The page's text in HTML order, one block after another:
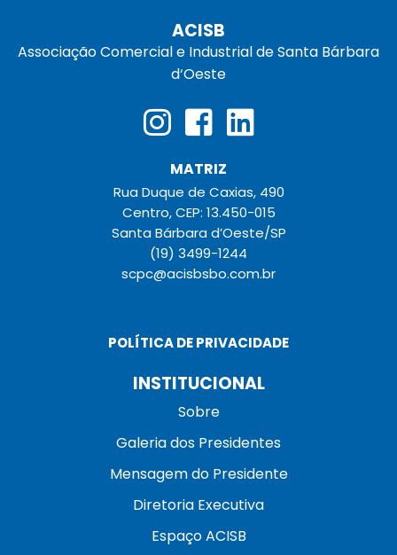
ACISB
Associação Comercial e Industrial de Santa Bárbara
d‘Oeste
MATRIZ
Rua Duque de Caxias, 490
Centro, CEP: 13.450-015
Santa Bárbara d’Oeste/SP
(19) 3499-1244
scpc@acisbsbo.com.br
POLÍTICA DE PRIVACIDADE
INSTITUCIONAL
Sobre
Galeria dos Presidentes
Mensagem do Presidente
Diretoria Executiva
Espaço ACISB